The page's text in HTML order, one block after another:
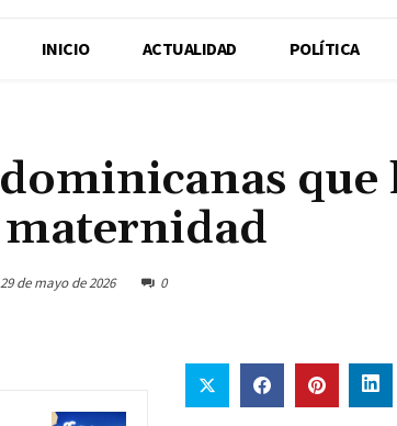
INICIO ACTUALIDAD POLÍTICA
que
29 de mayo de 2026 0